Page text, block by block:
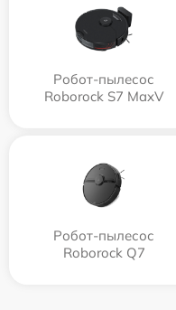
Робот-пылесос
Roborock S7 MaxV
Робот-пылесос
Roborock Q7